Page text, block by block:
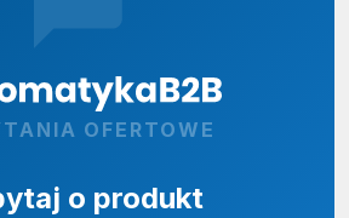
OFERTOWE
o produkt